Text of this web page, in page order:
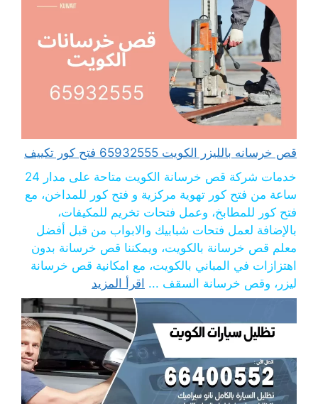
قص خرسانه بالليزر الكويت 65932555 فتح كور تكييف
خدمات شركة قص خرسانة الكويت متاحة على مدار 24
ساعة من فتح كور تهوية مركزية و فتح كور للمداخن، مع
فتح كور للمطابخ، وعمل فتحات تخريم للمكيفات،
بالإضافة لعمل فتحات شبابيك والابواب من قبل أفضل
معلم قص خرسانة بالكويت، ويمكننا قص خرسانة بدون
اهتزازات في المباني بالكويت، مع امكانية قص خرسانة
ليزر، وقص خرسانة السقف ... اقرأ المزيد